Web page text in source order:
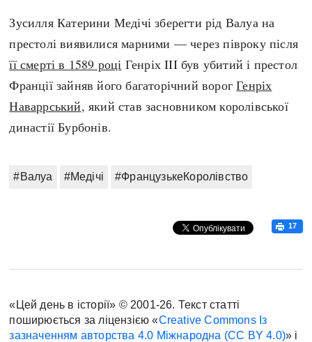
Зусилля Катерини Медічі зберегти рід Валуа на
престолі виявилися марними — через півроку після
її смерті в 1589 році Генріх III був убитий і престол
Франції зайняв його багаторічний ворогГенріх
Наваррський, який став засновником королівської
династії Бурбонів.
#Валуа #Медічі #ФранцузькеКоролівство
17
«Цей день в історії» © 2001-26. Текст статті
поширюється за ліцензією «Creative Commons Із
зазначенням авторства 4.0 Міжнародна (CC BY 4.0)» і